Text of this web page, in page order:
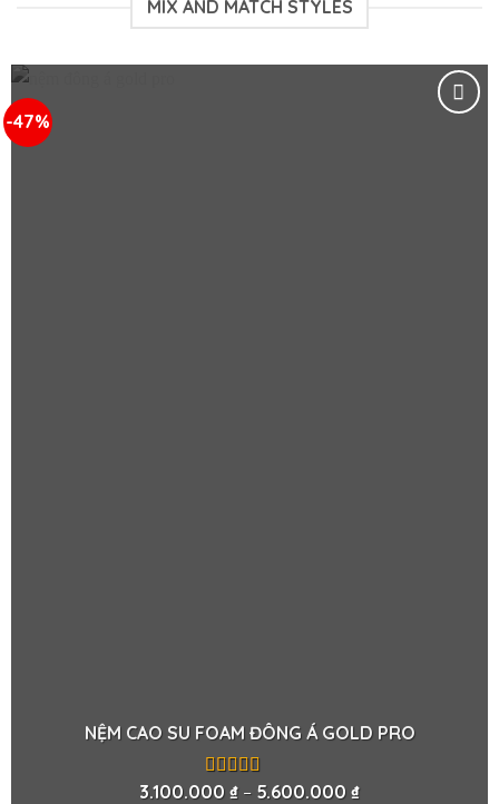
MIX AND MATCH STYLES
-47%
NỆM CAO SU FOAM ĐÔNG Á GOLD PRO
Được xếp
3.100.000 ₫ – 5.600.000 ₫